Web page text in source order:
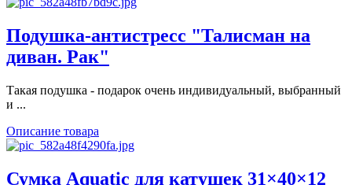
Подушка-антистресс "Талисман на
диван. Рак"
Такая подушка - подарок очень индивидуальный, выбранный
и ...
Описание товара
Сумка Aquatic для катушек 31×40×12